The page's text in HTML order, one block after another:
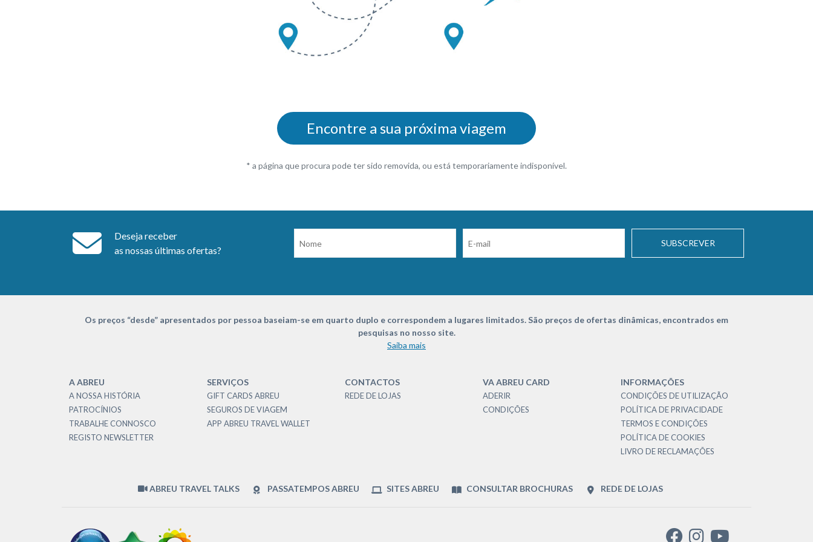
Encontre a sua próxima viagem
* a página que procura pode ter sido removida, ou está temporariamente indisponível.
Deseja receber
as nossas últimas ofertas?
SUBSCREVER
Os preços “desde” apresentados por pessoa baseiam-se em quarto duplo e correspondem a lugares limitados. São preços de ofertas dinâmicas, encontrados em
pesquisas no nosso site.
Saiba mais
A ABREU
A NOSSA HISTÓRIA
PATROCÍNIOS
TRABALHE CONNOSCO
REGISTO NEWSLETTER
SERVIÇOS
GIFT CARDS ABREU
SEGUROS DE VIAGEM
APP ABREU TRAVEL WALLET
CONTACTOS
REDE DE LOJAS
VA ABREU CARD
ADERIR
CONDIÇÕES
INFORMAÇÕES
CONDIÇÕES DE UTILIZAÇÃO
POLÍTICA DE PRIVACIDADE
TERMOS E CONDIÇÕES
POLÍTICA DE COOKIES
LIVRO DE RECLAMAÇÕES
ABREU TRAVEL TALKS PASSATEMPOS ABREU SITES ABREU CONSULTAR BROCHURAS REDE DE LOJAS